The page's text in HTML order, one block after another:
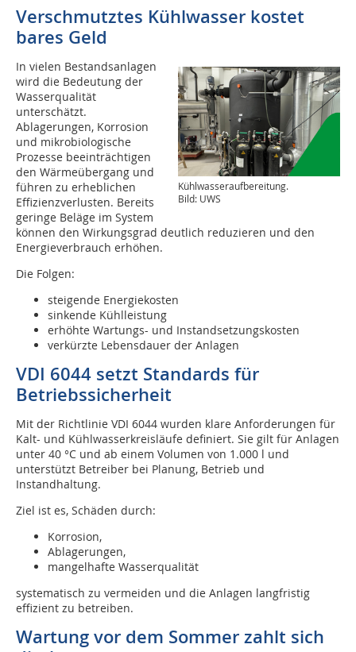
Verschmutztes Kühlwasser kostet
bares Geld
Kühlwasseraufbereitung.
Bild: UWS
In vielen Bestandsanlagen
wird die Bedeutung der
Wasserqualität
unterschätzt.
Ablagerungen, Korrosion
und mikrobiologische
Prozesse beeinträchtigen
den Wärmeübergang und
führen zu erheblichen
Effizienzverlusten. Bereits
geringe Beläge im System
können den Wirkungsgrad deutlich reduzieren und den
Energieverbrauch erhöhen.
Die Folgen:
steigende Energiekosten
sinkende Kühlleistung
erhöhte Wartungs- und Instandsetzungskosten
verkürzte Lebensdauer der Anlagen
VDI 6044 setzt Standards für
Betriebssicherheit
Mit der Richtlinie VDI 6044 wurden klare Anforderungen für
Kalt- und Kühlwasserkreisläufe definiert. Sie gilt für Anlagen
unter 40 °C und ab einem Volumen von 1.000 l und
unterstützt Betreiber bei Planung, Betrieb und
Instandhaltung.
Ziel ist es, Schäden durch:
Korrosion,
Ablagerungen,
mangelhafte Wasserqualität
systematisch zu vermeiden und die Anlagen langfristig
effizient zu betreiben.
Wartung vor dem Sommer zahlt sich